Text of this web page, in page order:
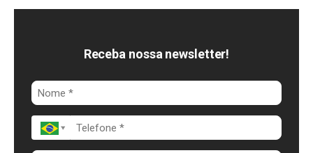
e
o
o
k
e
I
n
t
A
p
p
Receba nossa newsletter!